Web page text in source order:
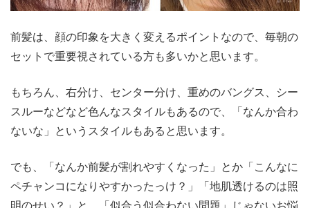
前髪は、顔の印象を大きく変えるポイントなので、毎朝の
セットで重要視されている方も多いかと思います。
もちろん、右分け、センター分け、重めのバングス、シー
スルーなどなど色んなスタイルもあるので、「なんか合わ
ないな」というスタイルもあると思います。
でも、「なんか前髪が割れやすくなった」とか「こんなに
ペチャンコになりやすかったっけ？」「地肌透けるのは照
明のせい？」と、「似合う似合わない問題」じゃないお悩